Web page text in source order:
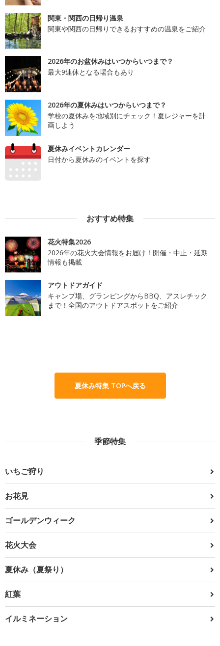
関東・関西の日帰り温泉
関東や関西の日帰りできるおすすめの温泉をご紹介
2026年のお盆休みはいつからいつまで？
最大9連休となる場合もあり
2026年の夏休みはいつからいつまで？
学校の夏休みを地域別にチェック！夏レジャーを計
画しよう
夏休みイベントカレンダー
日付から夏休みのイベントを探す
おすすめ特集
花火特集2026
2026年の花火大会情報をお届け！開催・中止・延期
情報も掲載
アウトドアガイド
キャンプ場、グランピングからBBQ、アスレチック
まで！全国のアウトドアスポットをご紹介
夏休み特集 TOPへ戻る
季節特集
いちご狩り
お花見
ゴールデンウィーク
花火大会
夏休み（夏祭り）
紅葉
イルミネーション